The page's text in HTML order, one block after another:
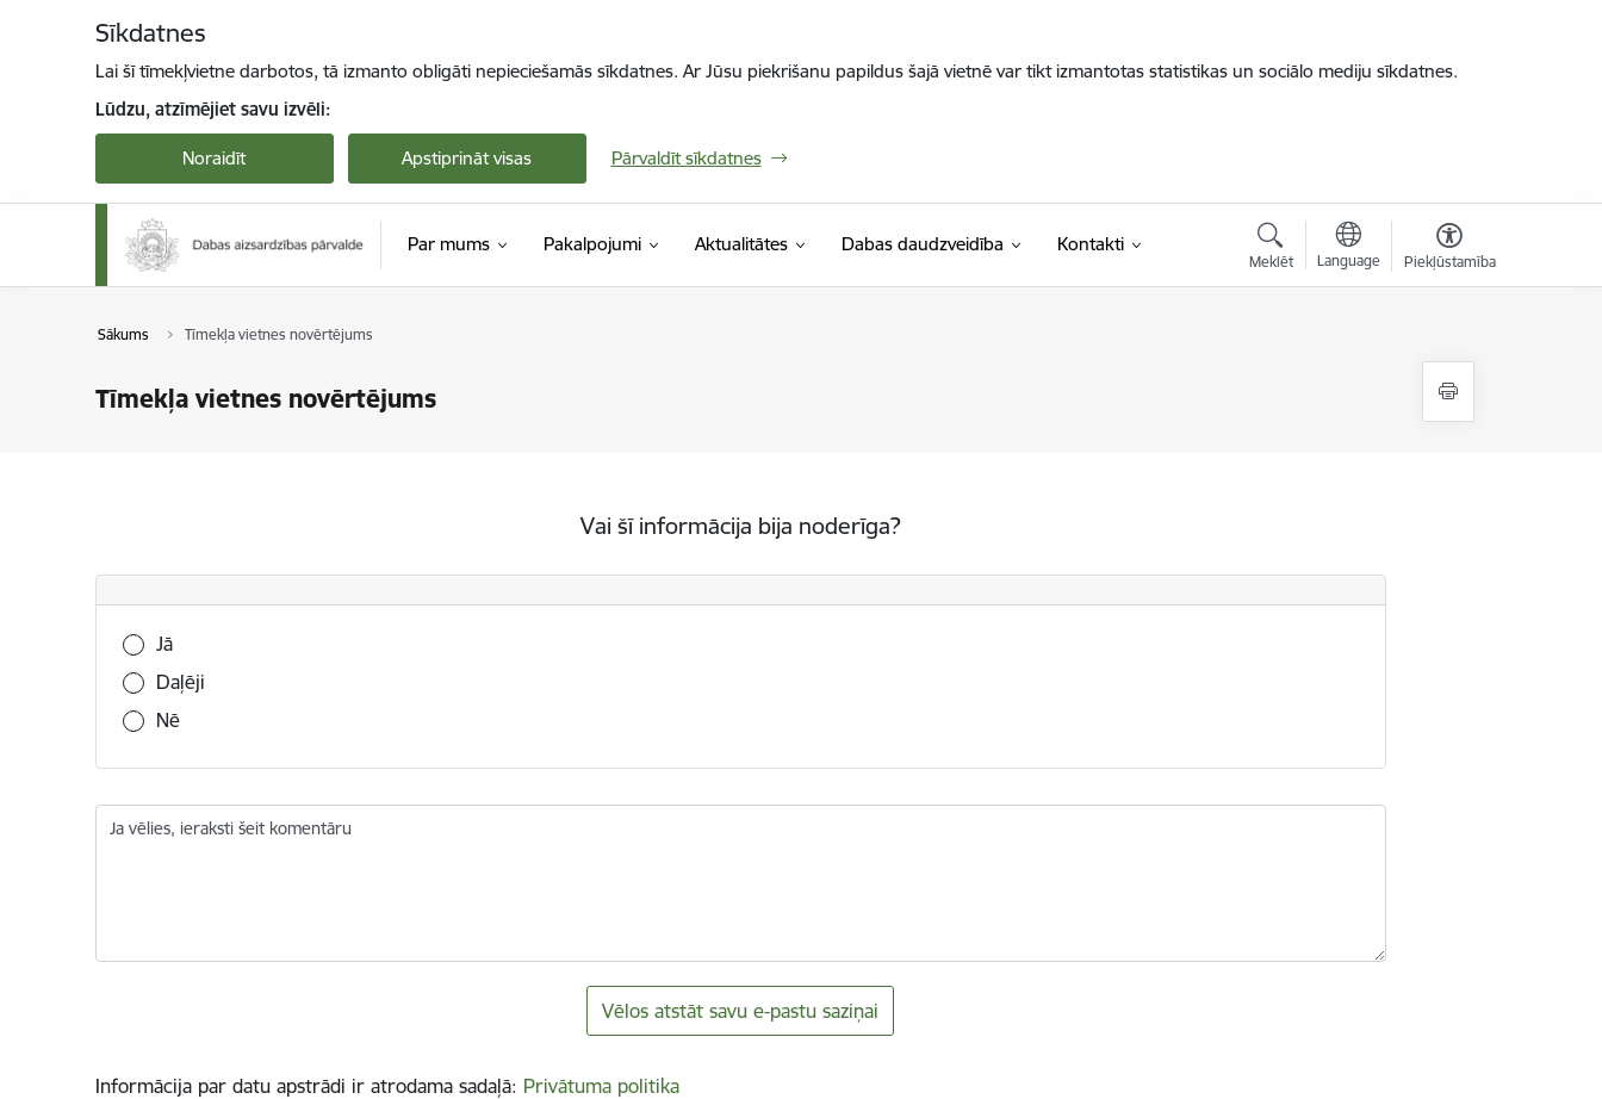
Sīkdatnes
Lai šī tīmekļvietne darbotos, tā izmanto obligāti nepieciešamās sīkdatnes. Ar Jūsu piekrišanu papildus šajā vietnē var tikt izmantotas statistikas un sociālo mediju sīkdatnes.
Lūdzu, atzīmējiet savu izvēli:
Noraidīt Apstiprināt visas Pārvaldīt sīkdatnes
Par mums Pakalpojumi Aktualitātes Dabas daudzveidība Kontakti
Meklēt Language Piekļūstamība
Sākums Tīmekļa vietnes novērtējums
Tīmekļa vietnes novērtējums
Vai šī informācija bija noderīga?
Vai šī informācija bija noderīga?
Jā
Daļēji
Nē
Ja vēlies, ieraksti šeit komentāru
Vēlos atstāt savu e-pastu saziņai
Informācija par datu apstrādi ir atrodama sadaļā: Privātuma politika